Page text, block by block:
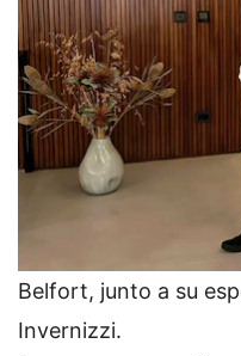
Belfort, junto a su
Invernizzi.